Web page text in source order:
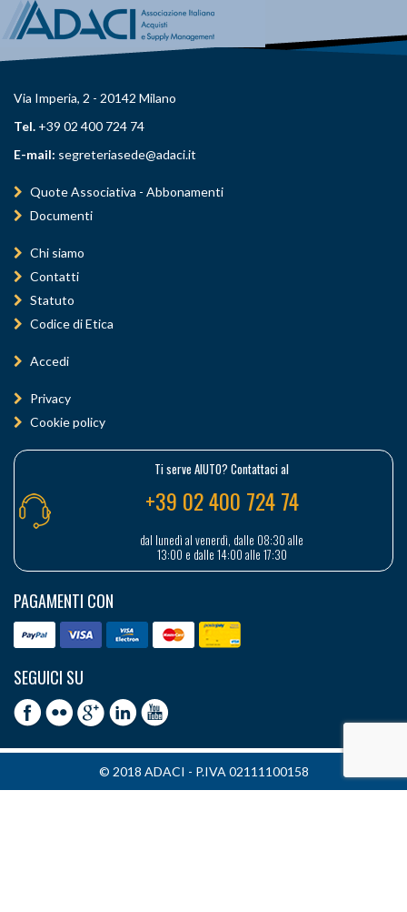
Via Imperia, 2 - 20142 Milano
Tel. +39 02 400 724 74
E-mail: segreteriasede@adaci.it
Quote Associativa - Abbonamenti
Documenti
Chi siamo
Contatti
Statuto
Codice di Etica
Accedi
Privacy
Cookie policy
Ti serve AIUTO? Contattaci al
+39 02 400 724 74
dal lunedì al venerdì, dalle 08:30 alle
13:00 e dalle 14:00 alle 17:30
PAGAMENTI CON
SEGUICI SU
© 2018 ADACI - P.IVA 02111100158